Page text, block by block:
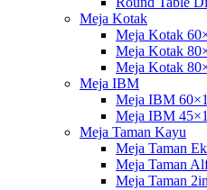
Meja Kotak
Meja Kotak
Meja Kotak
Meja Kotak
Meja IBM
Meja IBM
Meja IBM
Meja Taman Kayu
Meja Taman
Meja Taman
Meja Taman